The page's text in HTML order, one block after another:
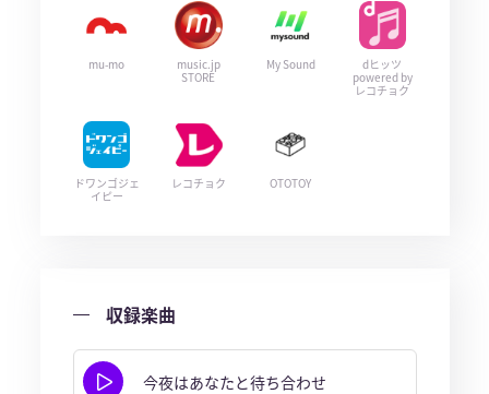
mu-mo
music.jp
STORE
My Sound
dヒッツ
powered by
レコチョク
ドワンゴジェ
イピー
レコチョク OTOTOY
収録楽曲
今夜はあなたと待ち合わせ